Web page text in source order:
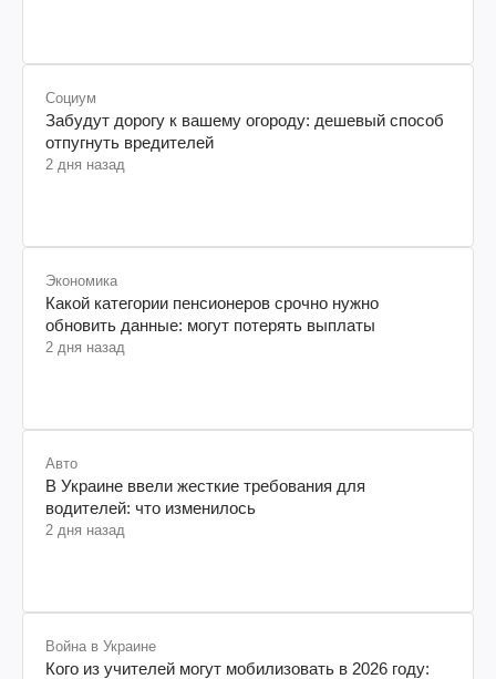
Социум
Забудут дорогу к вашему огороду: дешевый способ
отпугнуть вредителей
2 дня назад
Экономика
Какой категории пенсионеров срочно нужно
обновить данные: могут потерять выплаты
2 дня назад
Авто
В Украине ввели жесткие требования для
водителей: что изменилось
2 дня назад
Война в Украине
Кого из учителей могут мобилизовать в 2026 году: